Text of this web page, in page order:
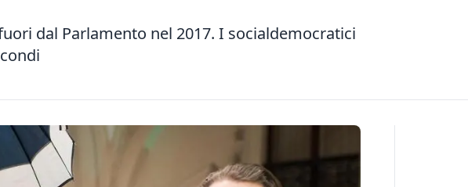
dal Parlamento nel 2017. I socialdemocratici